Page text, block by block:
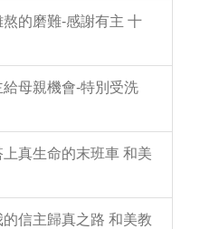
的磨難-感謝有主 十
母親機會-特別受洗
真生命的末班車 和美
信主歸真之路 和美教